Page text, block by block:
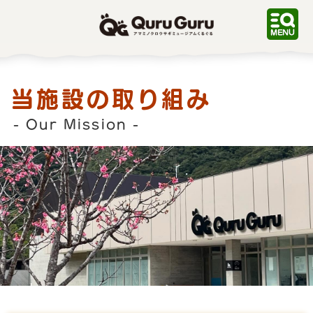
QuruGuru アマミノクロ
ウサギミュージアムくるぐ
る
当施設の取り組み
- Our Mission -